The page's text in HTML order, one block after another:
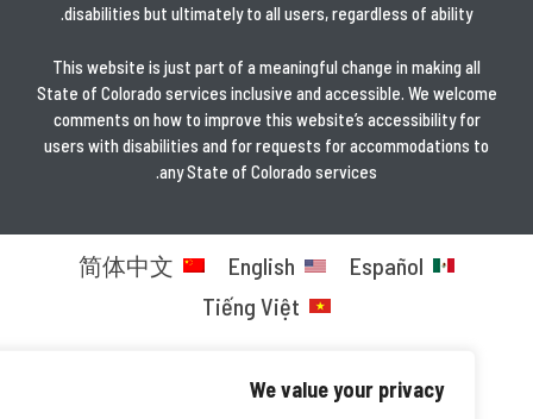
We value your privacy
disabilities but ultimately to all users, regardless of ability.
This website is just part of a meaningful change in making all
State of Colorado services inclusive and accessible. We welcome
comments on how to improve this website’s accessibility for
users with disabilities and for requests for accommodations to
any State of Colorado services.
Español
English
简体中文
Tiếng Việt